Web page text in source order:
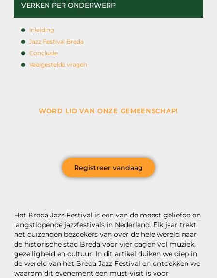
Het Breda Jazz Festival is een van de meest geliefde en
langstlopende jazzfestivals in Nederland. Elk jaar trekt
het duizenden bezoekers van over de hele wereld naar
de historische stad Breda voor vier dagen vol muziek,
gezelligheid en cultuur. In dit artikel duiken we diep in
de wereld van het Breda Jazz Festival en ontdekken we
waarom dit evenement een must-visit is voor
VERKEN PER ONDERWERP
Inleiding
Jazz Festival Breda
Conclusie
Veelgestelde vragen
WORD LID VAN ONZE GEMEENSCHAP!
Registreer vandaag